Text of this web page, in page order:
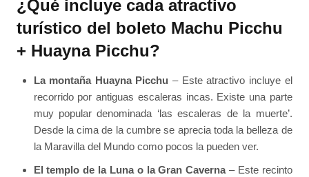
¿Qué incluye cada atractivo
turístico del boleto Machu Picchu
+ Huayna Picchu?
La montaña Huayna Picchu – Este atractivo incluye el
recorrido por antiguas escaleras incas. Existe una parte
muy popular denominada ‘las escaleras de la muerte’.
Desde la cima de la cumbre se aprecia toda la belleza de
la Maravilla del Mundo como pocos la pueden ver.
El templo de la Luna o la Gran Caverna– Este recinto